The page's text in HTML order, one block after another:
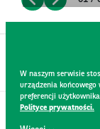
W naszym serwisie
urządzenia
preferencji
Polityce prywatności.
KONTAKT